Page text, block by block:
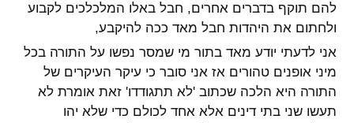
להם תוקף בדברים אחרים, חבל באלו המלכלכים לקבוע
ולחתום את היהדות חבל מאד ככה להיקבע,
אני לדעתי יודע מאד בתור מי שמסר נפשו על התורה בכל
מיני אופנים טהורים אז אני סובר כי עיקר העיקרים של
התורה היא הלכה שכתוב 'לא תתגודדו' זאת אומרת לא
תעשו שני בתי דינים אלא אחד לכולם כדי שלא יהו